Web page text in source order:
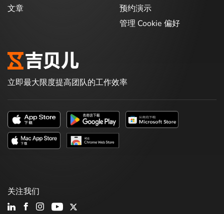
文章
预约演示
管理 Cookie 偏好
立即最大限度提高团队的工作效率
关注我们